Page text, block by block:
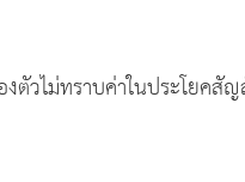
ตัวไม่ทราบค่าในประโยค